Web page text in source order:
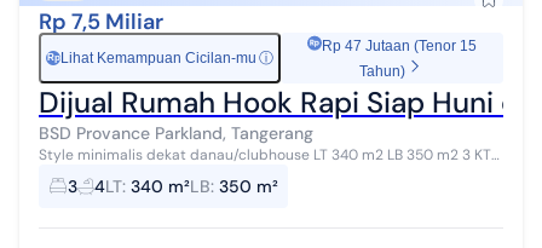
Rp 7,5 Miliar
Rp Lihat Kemampuan Cicilan-mu ⓘ
Rp 47 Jutaan (Tenor 15
Tahun)
Dijual Rumah Hook Rapi Siap Huni
BSD Provance Parkland, Tangerang
Style minimalis dekat danau/clubhouse LT 340 m2 LB 350 m2 3 KT
+1 4 KM +1 SHM Hadap tenggara dan barat daya Semi Furnish yg
menempel * Pondasi ...
3 4LT: 340 m²LB: 350 m²